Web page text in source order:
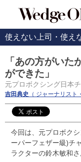
使えない上司・使え
「あの方がいた
ができた」
元プロボクシング日本
吉田典史 （ ジャーナリスト
今回は、元プロボク
ーパーフェザー級)チ
ラクターの鈴木敏和